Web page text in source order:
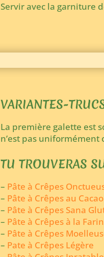
Servir avec la garniture
VARIANTES-
La première galette est
n’est pas uniformément
TU TROUVERAS
– Pâte à Crêpes
– Pâte à Crêpes au Cacao
– Pâte à Crêpes Sana
– Pâte à Crêpes à la
– Pâte à Crêpes
– Pate à Crêpes Légère